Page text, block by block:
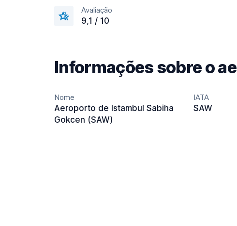
Avaliação
9,1 / 10
Informações sobre o
Nome
Aeroporto de Istambul Sabiha
Gokcen (SAW)
IATA
SAW